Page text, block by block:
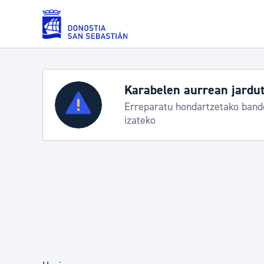
Eduki nagusira joan
Zerbitzuak
Errolda eta gai pertsonalak
bereziak
Aste
Abuztuak